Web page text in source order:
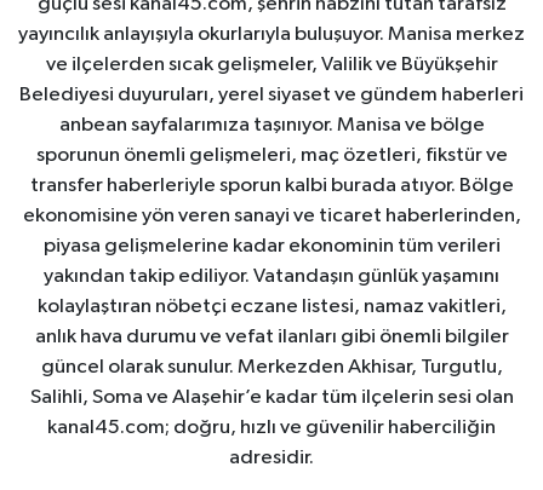
yayıncılık anlayışıyla okurlarıyla buluşuyor. Manisa merkez
ve ilçelerden sıcak gelişmeler, Valilik ve Büyükşehir
Belediyesi duyuruları, yerel siyaset ve gündem haberleri
anbean sayfalarımıza taşınıyor. Manisa ve bölge
sporunun önemli gelişmeleri, maç özetleri, fikstür ve
transfer haberleriyle sporun kalbi burada atıyor. Bölge
ekonomisine yön veren sanayi ve ticaret haberlerinden,
piyasa gelişmelerine kadar ekonominin tüm verileri
yakından takip ediliyor. Vatandaşın günlük yaşamını
kolaylaştıran nöbetçi eczane listesi, namaz vakitleri,
anlık hava durumu ve vefat ilanları gibi önemli bilgiler
güncel olarak sunulur. Merkezden Akhisar, Turgutlu,
Salihli, Soma ve Alaşehir’e kadar tüm ilçelerin sesi olan
kanal45.com; doğru, hızlı ve güvenilir haberciliğin
adresidir.